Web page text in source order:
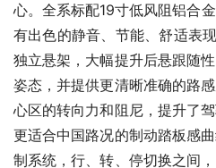
心。全系标配19寸低风阻铝合
有出色的静音、节能、舒适表
独立悬架，大幅提升后悬跟随
姿态，并提供更清晰准确的路
心区的转向力和阻尼，提升了
更适合中国路况的制动踏板感
制系统，行、转、停切换之间